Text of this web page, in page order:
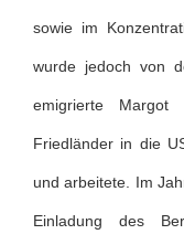
sowie im
wurde jedoch von
emigrierte
Friedländer in die
und arbeitete. Im
Einladung des